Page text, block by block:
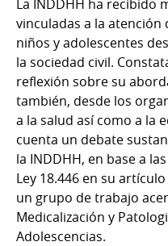
La INDDHH ha recibido
vinculadas a la atención
niños y adolescentes
la sociedad civil.
reflexión sobre su
también, desde los
a la salud así como a la
cuenta un debate
la INDDHH, en base a
Ley 18.446 en su
un grupo de trabajo
Medicalización y
Adolescencias.